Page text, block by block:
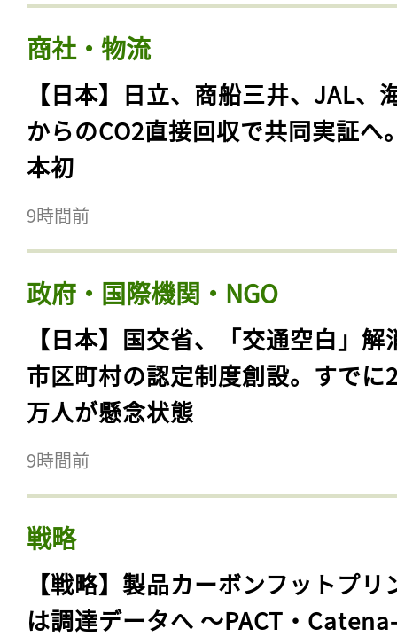
商社・物流
【日本】日立、商船三井、JAL、
からのCO2直接回収で共同実証へ
本初
9時間前
政府・国際機関・NGO
【日本】国交省、「交通空白」解
市区町村の認定制度創設。すでに
万人が懸念状態
9時間前
戦略
【戦略】製品カーボンフットプリ
は調達データへ 〜PACT・